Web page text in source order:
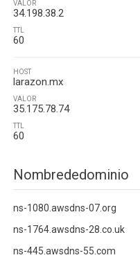
VALOR
34.198.38.2
TTL
60
HOST
larazon.mx
VALOR
35.175.78.74
TTL
60
Nombrededominio
ns-1080.awsdns-07.org
ns-1764.awsdns-28.co.uk
ns-445.awsdns-55.com